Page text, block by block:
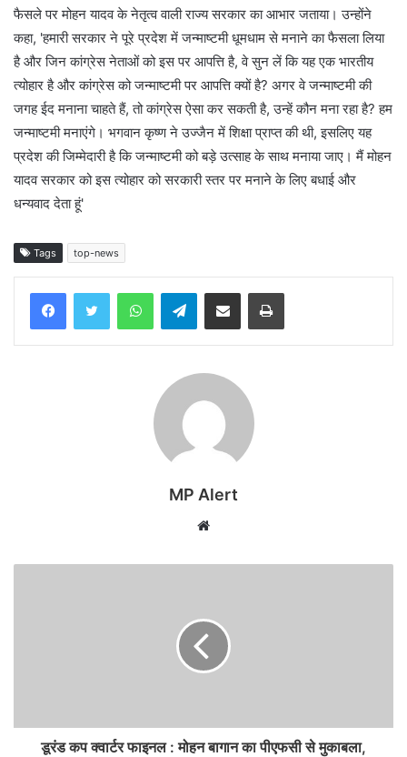
फैसले पर मोहन यादव के नेतृत्व वाली राज्य सरकार का आभार जताया। उन्होंने
कहा, 'हमारी सरकार ने पूरे प्रदेश में जन्माष्टमी धूमधाम से मनाने का फैसला लिया
है और जिन कांग्रेस नेताओं को इस पर आपत्ति है, वे सुन लें कि यह एक भारतीय
त्योहार है और कांग्रेस को जन्माष्टमी पर आपत्ति क्यों है? अगर वे जन्माष्टमी की
जगह ईद मनाना चाहते हैं, तो कांग्रेस ऐसा कर सकती है, उन्हें कौन मना रहा है? हम
जन्माष्टमी मनाएंगे। भगवान कृष्ण ने उज्जैन में शिक्षा प्राप्त की थी, इसलिए यह
प्रदेश की जिम्मेदारी है कि जन्माष्टमी को बड़े उत्साह के साथ मनाया जाए। मैं मोहन
यादव सरकार को इस त्योहार को सरकारी स्तर पर मनाने के लिए बधाई और
धन्यवाद देता हूं'
Tags top-news
WhatsAppTelegramShare via Email Print
MP Alert
Website
डूरंड कप क्वार्टर फाइनल : मोहन बागान का पीएफसी से मुकाबला,